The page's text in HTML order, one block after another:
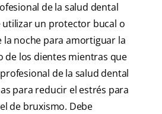
de la salud dental
un protector bucal o
noche para amortiguar la
de los dientes mientras que
de la salud dental
para reducir el estrés para
de bruxismo. Debe